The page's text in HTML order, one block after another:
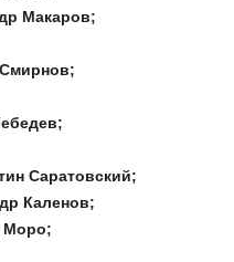
Макаров;
Саратовский;
Каленов;
Моро;